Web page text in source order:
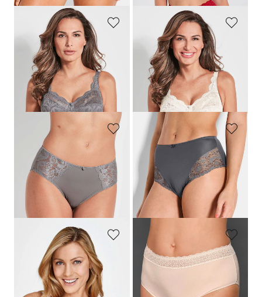
BH zonder beugels met kant
23,97 €39,95 €
Laagste prijs van de afgelopen 30
dagen**: 31,96 € (-25%)
BH zonder beugels met kant
18,97 €37,95 €
Tailleslip met kant
14,36 €17,95 €
Laagste prijs van de afgelopen 30
dagen**: 17,95 €
(-20%)
SUSA
Tailleslip met kant
19,56 €27,95 €
Laagste prijs van de afgelopen 30
dagen**: 22,36 €
MISS MARY
Beugelbeha van jacquard met kant
TRIUMPH
Tailleslip, set van 2
20,76 €